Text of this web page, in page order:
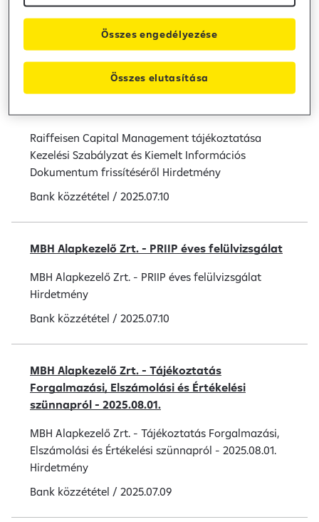
Bank közzététel / 2025.07.14
Raiffeisen Capital Management tájékoztatása
Kezelési Szabályzat és Kiemelt Információs
Raiffeisen Capital Management tájékoztatása
Kezelési Szabályzat és Kiemelt Információs
Dokumentum frissítéséről Hirdetmény
Bank közzététel / 2025.07.10
MBH Alapkezelő Zrt. - PRIIP éves felülvizsgálat
MBH Alapkezelő Zrt. - PRIIP éves felülvizsgálat
Hirdetmény
Bank közzététel / 2025.07.10
MBH Alapkezelő Zrt. - Tájékoztatás
Forgalmazási, Elszámolási és Értékelési
szünnapról - 2025.08.01.
MBH Alapkezelő Zrt. - Tájékoztatás Forgalmazási,
Elszámolási és Értékelési szünnapról - 2025.08.01.
Hirdetmény
Bank közzététel / 2025.07.09
Összes elutasítása
Összes engedélyezése